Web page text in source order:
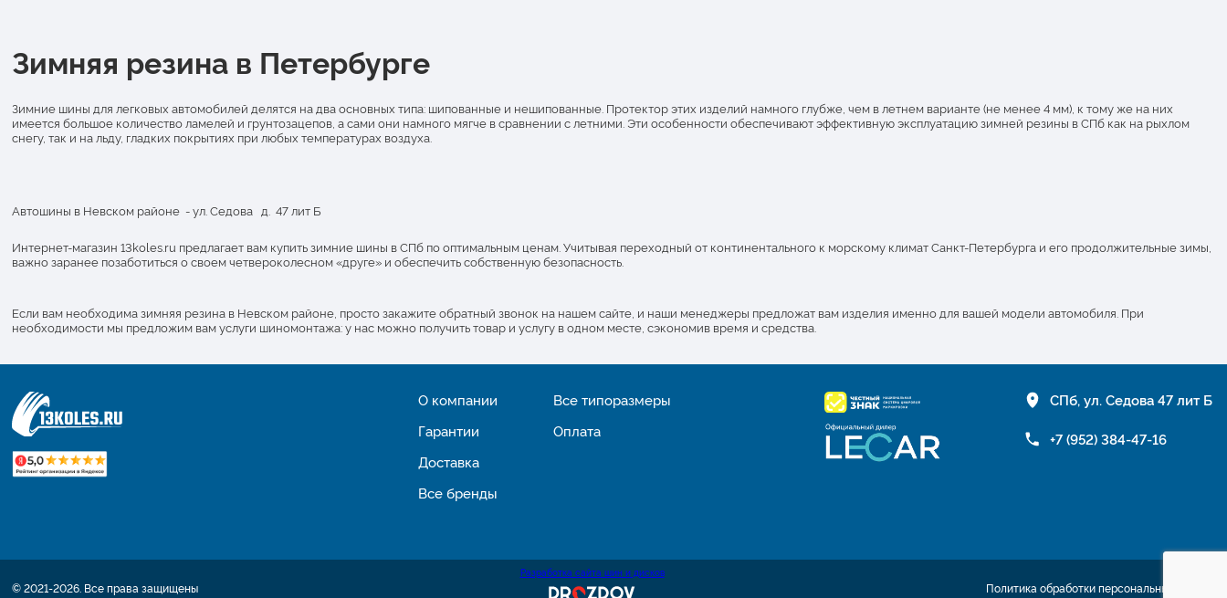
Зимняя резина в Петербурге
Зимние шины для легковых автомобилей делятся на два основных типа: шипованные и нешипованные. Протектор этих изделий намного глубже, чем в летнем варианте (не менее 4 мм), к тому же на них
имеется большое количество ламелей и грунтозацепов, а сами они намного мягче в сравнении с летними. Эти особенности обеспечивают эффективную эксплуатацию зимней резины в СПб как на рыхлом
снегу, так и на льду, гладких покрытиях при любых температурах воздуха.
Автошины в Невском районе - ул. Седова д. 47 лит Б
Интернет-магазин 13koles.ru предлагает вам купить зимние шины в СПб по оптимальным ценам. Учитывая переходный от континентального к морскому климат Санкт-Петербурга и его продолжительные зимы,
важно заранее позаботиться о своем четвероколесном «друге» и обеспечить собственную безопасность.
Если вам необходима зимняя резина в Невском районе, просто закажите обратный звонок на нашем сайте, и наши менеджеры предложат вам изделия именно для вашей модели автомобиля. При
необходимости мы предложим вам услуги шиномонтажа: у нас можно получить товар и услугу в одном месте, сэкономив время и средства.
О компании
Гарантии
Доставка
Все бренды
Все типоразмеры
Оплата
СПб, ул. Седова 47 лит Б
+7 (952) 384-47-16
© 2021-2026. Все права защищены
Разработка сайта шин и дисков
Политика обработки персональных данных